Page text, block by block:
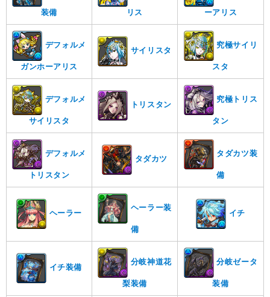
装備 リス ーアリス
デフォルメ
ガンホーアリス
サイリスタ
究極サイリ
スタ
デフォルメ
サイリスタ
トリスタン
究極トリス
タン
デフォルメ
トリスタン
タダカツ
タダカツ装
備
ヘーラー
ヘーラー装
備
イチ
イチ装備
分岐神道花
梨装備
分岐ゼータ
装備